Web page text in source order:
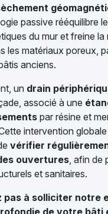
passive rééquilibre
du mur et freine la
les matériaux poreux,
anciens.
un drain
associé à une
par résine et
intervention
vérifier
ouvertures, afin de
et sanitaires.
pas à solliciter notre
de votre bâti